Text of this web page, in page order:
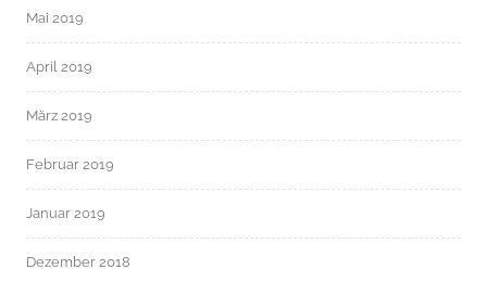
Mai 2019
April 2019
März 2019
Februar 2019
Januar 2019
Dezember 2018